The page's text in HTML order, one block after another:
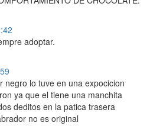
adoptar.
negro lo tuve en una expocicion
ya que el tiene una manchita
deditos en la patica trasera
no es original